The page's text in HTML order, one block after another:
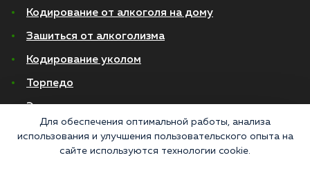
Кодирование от алкоголя на дому
Зашиться от алкоголизма
Кодирование уколом
Торпедо
Эспераль
Вивитрол
Кодирование двойной блок
Для обеспечения оптимальной работы, анализа
использования и улучшения пользовательского опыта на
сайте используются технологии cookie.